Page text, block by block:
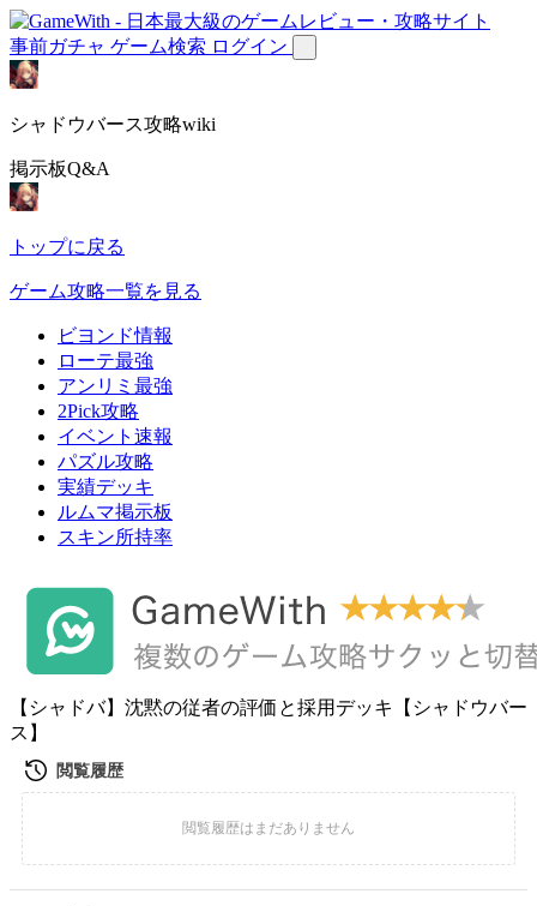
事前ガチャ ゲーム検索 ログイン
シャドウバース攻略wiki
掲示板Q&A
トップに戻る
ゲーム攻略一覧を見る
ビヨンド情報
ローテ最強
アンリミ最強
2Pick攻略
イベント速報
パズル攻略
実績デッキ
ルムマ掲示板
スキン所持率
【シャドバ】沈黙の従者の評価と採用デッキ【シャドウバー
ス】